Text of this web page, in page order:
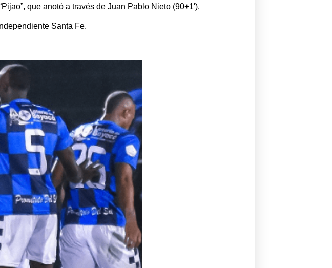
que anotó a través de Juan Pablo Nieto (90+1′).
Santa Fe.